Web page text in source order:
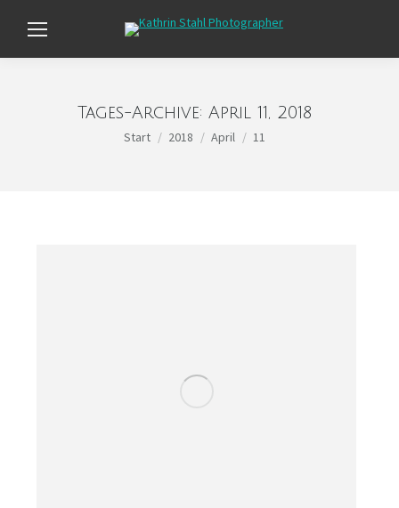
Tages-Archive:April 11, 2018
Sie befinden sich hier:
Start 2018 April 11